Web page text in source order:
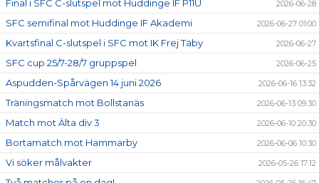
Final i SFC C-slutspel mot Huddinge IF P11U 2026-06-28
SFC semifinal mot Huddinge IF Akademi 2026-06-27 01:00
Kvartsfinal C-slutspel i SFC mot IK Frej Täby 2026-06-27
SFC cup 25/7-28/7 gruppspel 2026-06-25
Aspudden-Spårvägen 14 juni 2026 2026-06-16 13:32
Träningsmatch mot Bollstanäs 2026-06-13 09:30
Match mot Älta div 3 2026-06-10 20:30
Bortamatch mot Hammarby 2026-06-06 10:30
Vi söker målvakter 2026-05-26 17:12